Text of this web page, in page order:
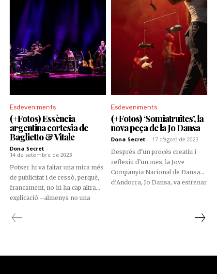
Cecília, organitzat per la
Fundació ONCA. Explicava Albert
Gumí, director artístic de la
fundació, que l’espectacle
buscava oferir els espectadors
amb un repertori eclèctic i
dinàmic.
lingüístic català que
contribueixin de forma
significativa a la difusió
internacional de la llengua i la
cultura catalana. A l’onzena
edició, els guardonats van ser
József Kardos (Hongria), Àxel
Sanjosé (de l'àmbit catalano-
alemany), Nina Avrova (Rússia) i
Dominic Keown (Anglaterra).
Esdeveniments
(+Fotos) Essència
argentina cortesia de
Baglietto & Vitale
Dona Secret -
14 de setembre de 2023
Potser hi va faltar una mica més
de publicitat i de ressò, perquè,
francament, no hi ha cap altra
explicació –almenys no una
el concert del duet Baglietto &
Esdeveniments
(+Fotos) ‘Somiatruites’, la
nova peça de la Jo Dansa
Dona Secret - 17 d'agost de 2023
Després d’un procés creatiu i
reflexiu d’un mes, la Jove
Companyia Nacional de Dansa
d’Andorra, Jo Dansa, va estrenar